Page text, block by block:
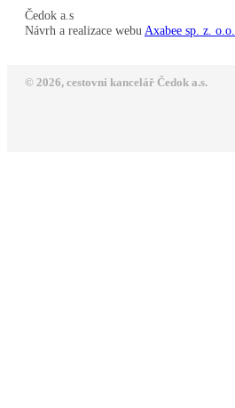
Čedok a.s
Návrh a realizace webu Axabee sp. z. o.o.
© 2026, cestovní kancelář Čedok a.s.